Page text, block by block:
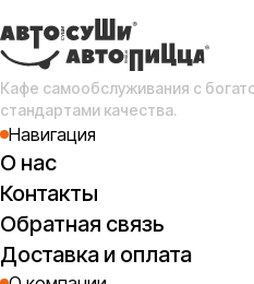
Кафе самообслуживания с
стандартами качества.
Навигация
О нас
Контакты
Обратная связь
Доставка и оплата